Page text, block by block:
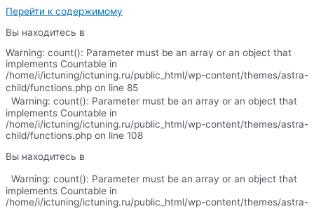
Перейти к содержимому
Вы находитесь в
Warning: count(): Parameter must be an array or an object that
implements Countable in
/home/i/ictuning/ictuning.ru/public_html/wp-content/themes/astra-
child/functions.php on line 85
Warning: count(): Parameter must be an array or an object that
implements Countable in
/home/i/ictuning/ictuning.ru/public_html/wp-content/themes/astra-
child/functions.php on line 108
Вы находитесь в
Warning: count(): Parameter must be an array or an object that
implements Countable in
/home/i/ictuning/ictuning.ru/public_html/wp-content/themes/astra-